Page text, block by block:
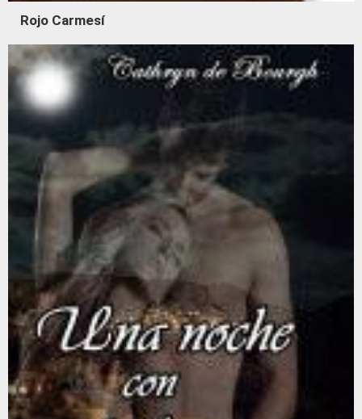
Rojo Carmesí